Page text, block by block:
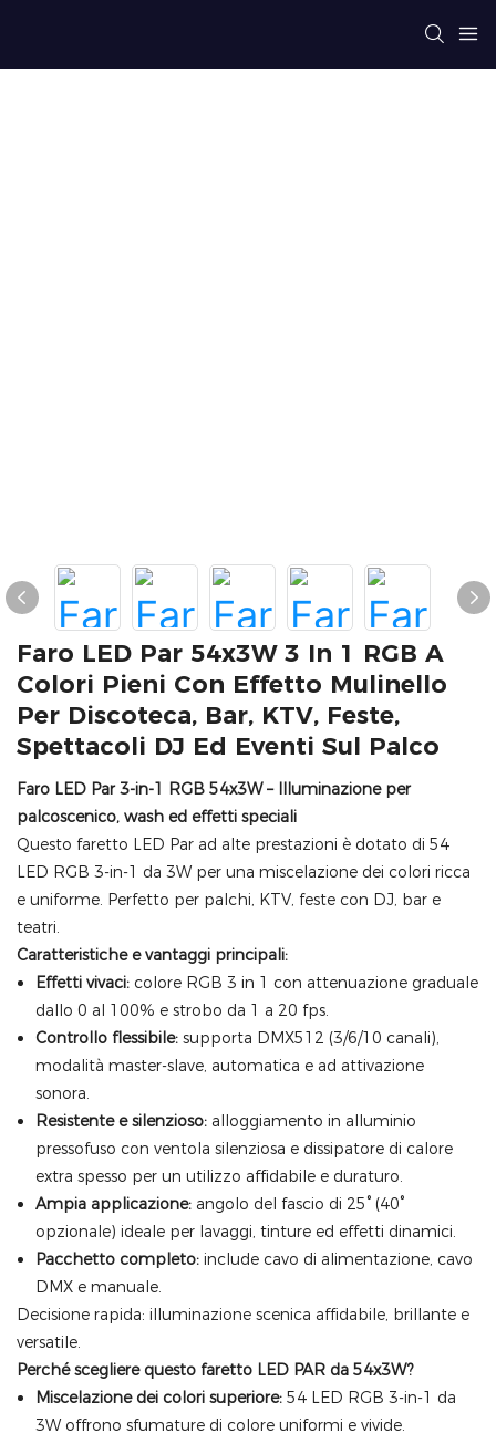
Faro LED Par 54x3W 3 In 1 RGB A
Colori Pieni Con Effetto Mulinello
Per Discoteca, Bar, KTV, Feste,
Spettacoli DJ Ed Eventi Sul Palco
Faro LED Par 3-in-1 RGB 54x3W – Illuminazione per
palcoscenico, wash ed effetti speciali
Questo faretto LED Par ad alte prestazioni è dotato di 54
LED RGB 3-in-1 da 3W per una miscelazione dei colori ricca
e uniforme. Perfetto per palchi, KTV, feste con DJ, bar e
teatri.
Caratteristiche e vantaggi principali:
Effetti vivaci:colore RGB 3 in 1 con attenuazione graduale
dallo 0 al 100% e strobo da 1 a 20 fps.
Controllo flessibile:supporta DMX512 (3/6/10 canali),
modalità master-slave, automatica e ad attivazione
sonora.
Resistente e silenzioso:alloggiamento in alluminio
pressofuso con ventola silenziosa e dissipatore di calore
extra spesso per un utilizzo affidabile e duraturo.
Ampia applicazione:angolo del fascio di 25° (40°
opzionale) ideale per lavaggi, tinture ed effetti dinamici.
Pacchetto completo:include cavo di alimentazione, cavo
DMX e manuale.
Decisione rapida: illuminazione scenica affidabile, brillante e
versatile.
Perché scegliere questo faretto LED PAR da 54x3W?
Miscelazione dei colori superiore:54 LED RGB 3-in-1 da
3W offrono sfumature di colore uniformi e vivide.